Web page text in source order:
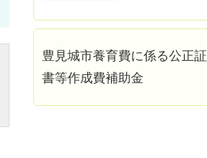
豊見城市養育費に係る公正証
書等作成費補助金